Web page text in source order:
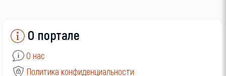
О портале
О нас
Политика конфиденциальности